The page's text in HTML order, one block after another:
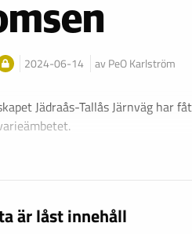
2024-06-14 av PeO Karlström
Jädraås-Tallås Järnväg har
är låst innehåll